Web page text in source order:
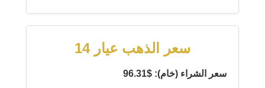
سعر الذهب عيار 14
سعر الشراء (خام): $96.31